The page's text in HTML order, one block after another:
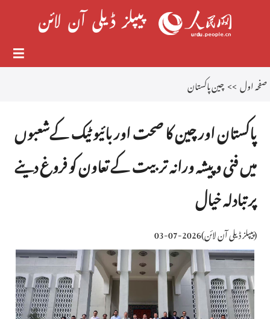
صفحہ اول>>چین پاکستان
پاکستان اور چین کا صحت اور بائیو ٹیک کےشعبوں
میں فنی و پیشہ ورانہ تربیت کے تعاون کو فروغ دینے
پر تبادلہ خیال
(پیپلز ڈیلی آن لائن)
2026-07-03